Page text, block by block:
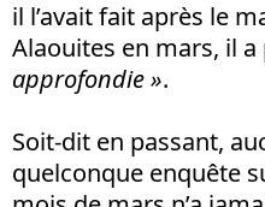
il l’avait fait après le
Alaouites en mars, il
approfondie ».
Soit-dit en passant,
quelconque enquête